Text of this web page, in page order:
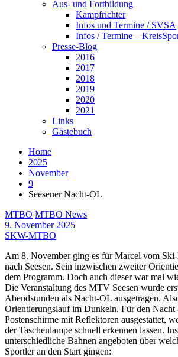
Aus- und Fortbildung
Kampfrichter
Infos und Termine / SVSA
Infos / Termine –
Presse-Blog
2016
2017
2018
2019
2020
2021
Links
Gästebuch
Home
2025
November
9
Seesener Nacht-OL
MTBO MTBO News
9. November 2025
SKW-MTBO
Am 8. November ging es für Marcel vom
nach Seesen. Sein inzwischen zweiter
dem Programm. Doch auch dieser war mal
Die Veranstaltung des MTV Seesen wurde
Abendstunden als Nacht-OL ausgetragen.
Orientierungslauf im Dunkeln. Für den
Postenschirme mit Reflektoren ausgestattet,
der Taschenlampe schnell erkennen lassen.
unterschiedliche Bahnen angeboten über
Sportler an den Start gingen: